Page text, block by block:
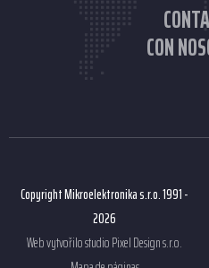
CON
Copyright Mikroelektronika s.r.o. 1991 -
2026
Web vytvořilo studioPixel Design s.r.o.